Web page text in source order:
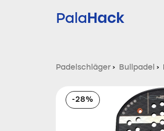
PalaHack
Padelschläger › Bullpadel ›
-28%